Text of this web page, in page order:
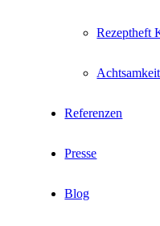
Rezeptheft
Referenzen
Presse
Blog